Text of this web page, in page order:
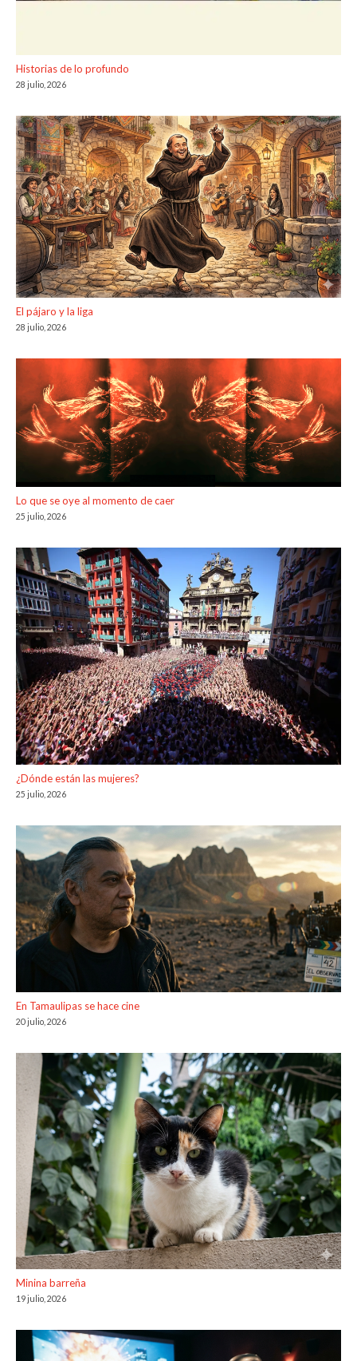
Historias de lo profundo
28 julio, 2026
El pájaro y la liga
28 julio, 2026
Lo que se oye al momento de caer
25 julio, 2026
¿Dónde están las mujeres?
25 julio, 2026
En Tamaulipas se hace cine
20 julio, 2026
Minina barreña
19 julio, 2026